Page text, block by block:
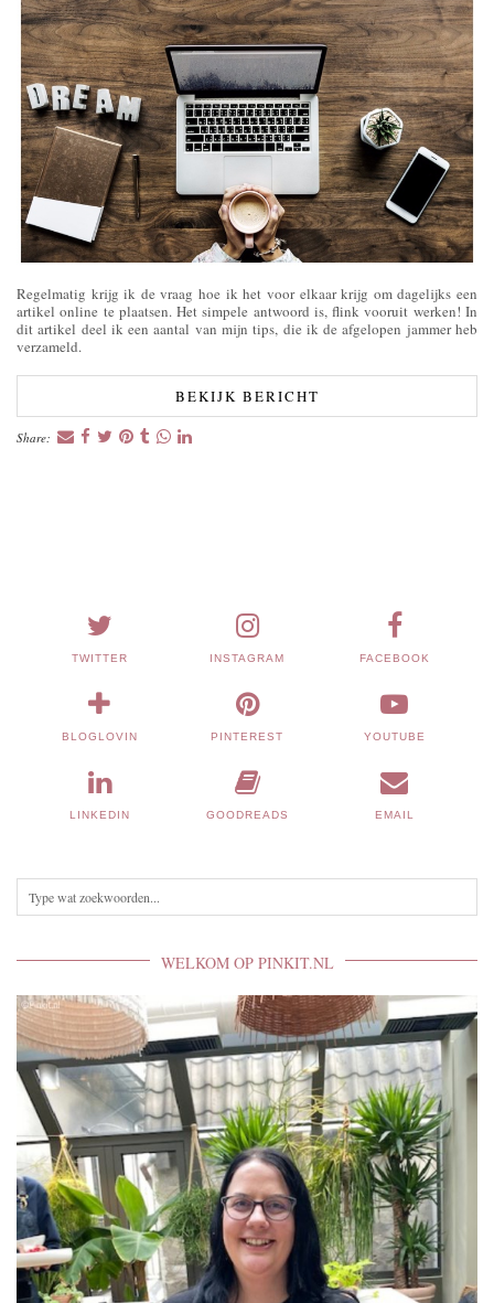
Regelmatig krijg ik de vraag hoe ik het voor elkaar krijg om dagelijks een
artikel online te plaatsen. Het simpele antwoord is, flink vooruit werken! In
dit artikel deel ik een aantal van mijn tips, die ik de afgelopen jammer heb
verzameld.
BEKIJK BERICHT
Share:
TWITTER INSTAGRAM FACEBOOK
BLOGLOVIN PINTEREST YOUTUBE
LINKEDIN GOODREADS EMAIL
WELKOM OP PINKIT.NL